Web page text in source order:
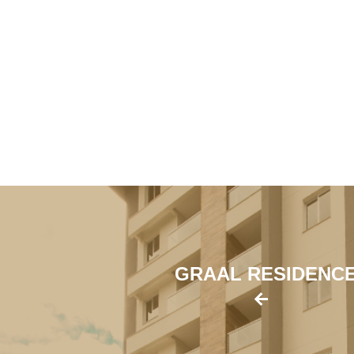
GRAAL